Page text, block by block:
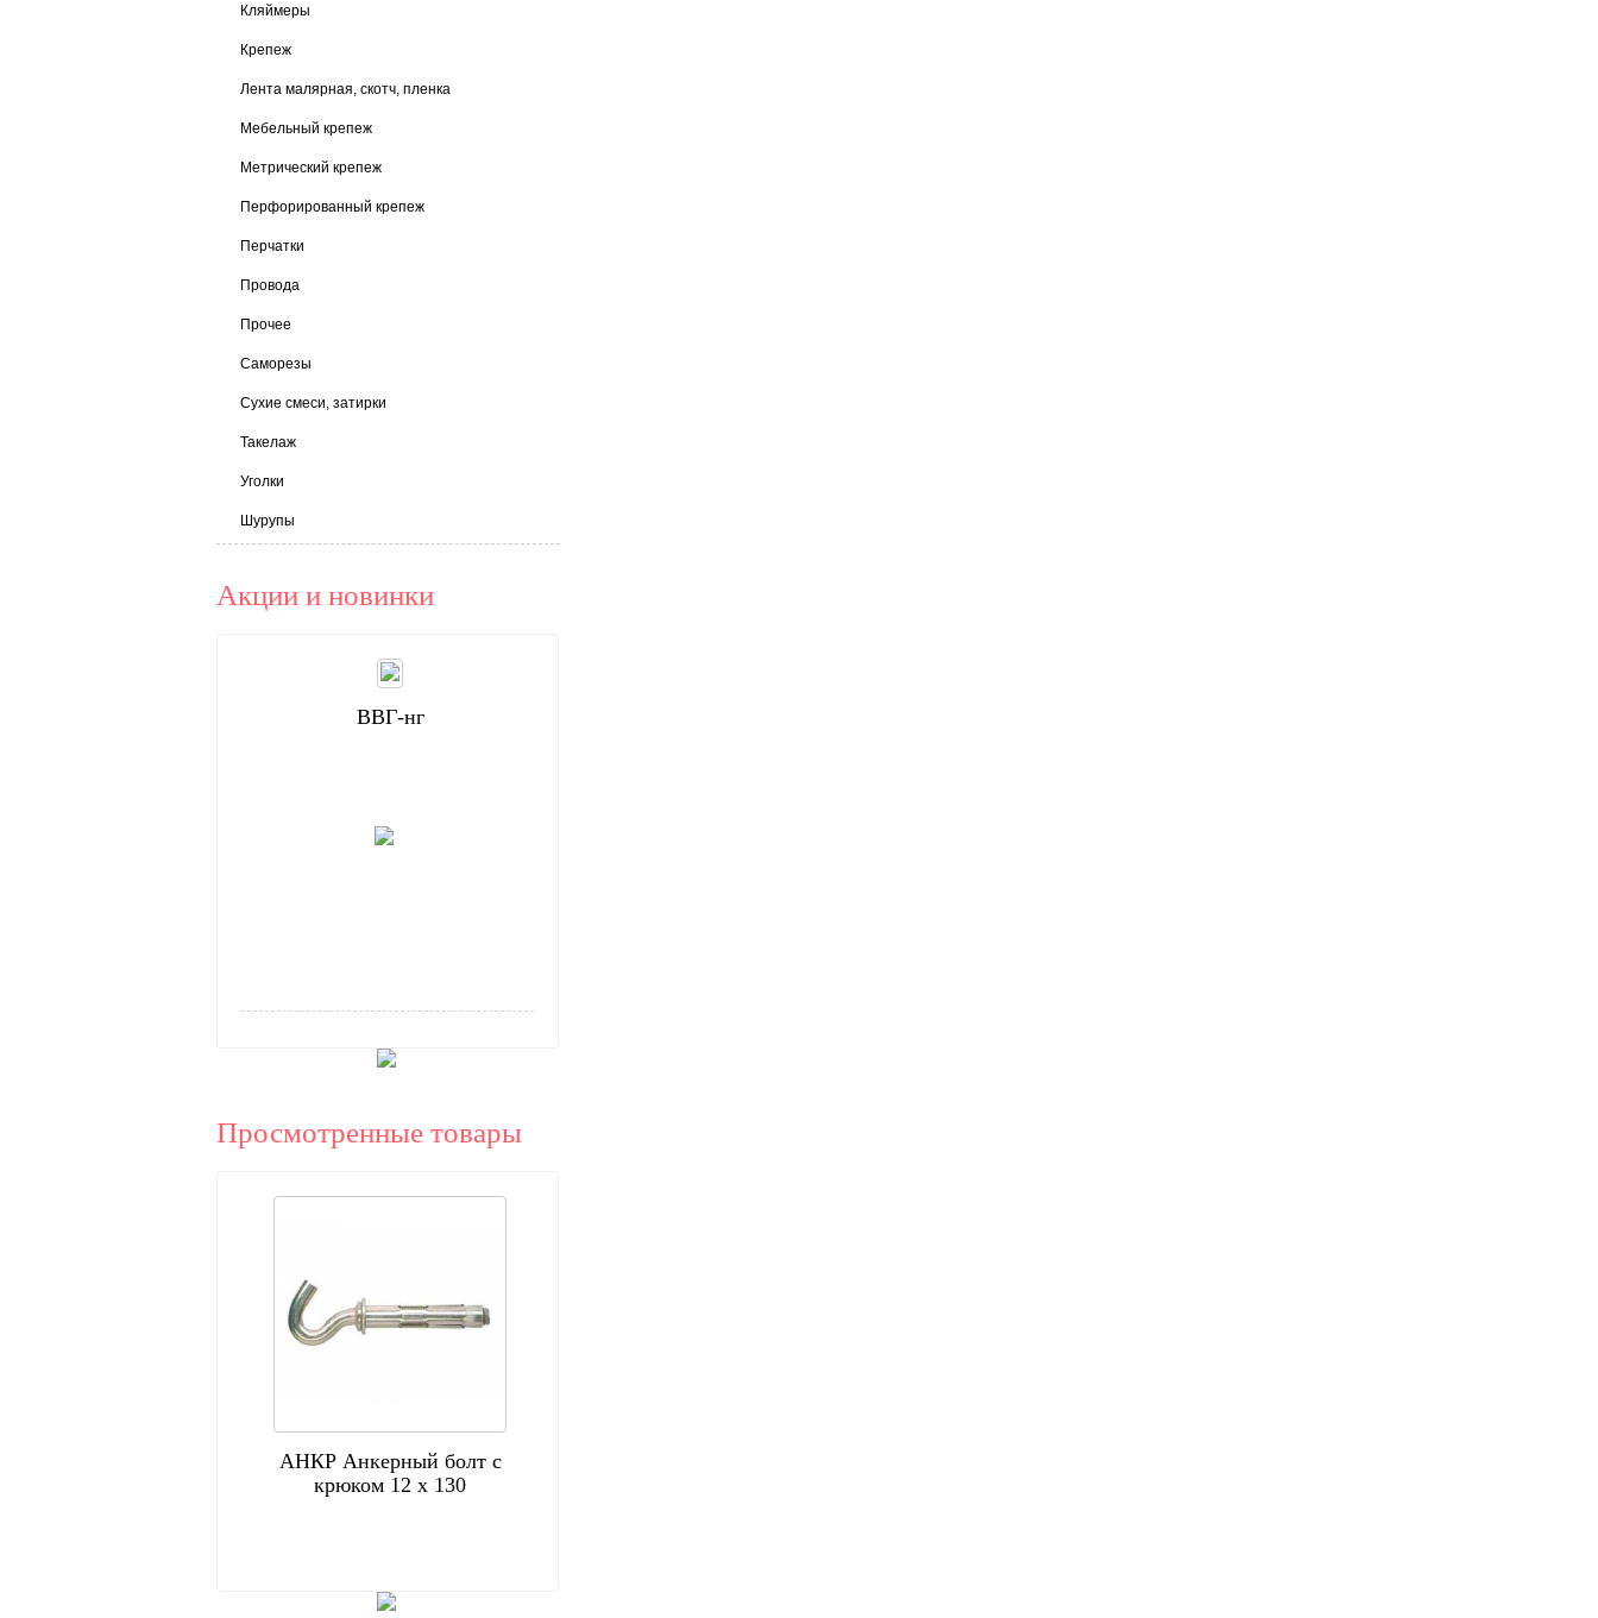
Кляймеры
Крепеж
Лента малярная, скотч, пленка
Мебельный крепеж
Метрический крепеж
Перфорированный крепеж
Перчатки
Провода
Прочее
Саморезы
Сухие смеси, затирки
Такелаж
Уголки
Шурупы
Акции и новинки
ВВГ-нг
Просмотренные товары
АНКР Анкерный болт с
крюком 12 х 130